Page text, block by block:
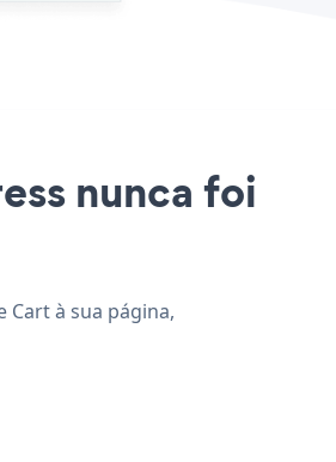
nunca foi
Cart à sua página,